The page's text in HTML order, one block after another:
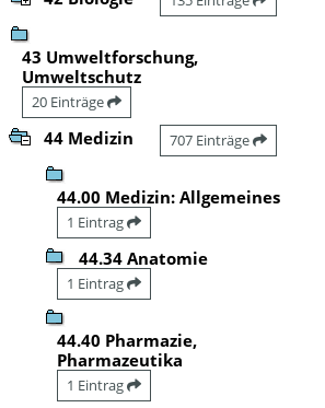
43 Umweltforschung,
Umweltschutz
20 Einträge
44 Medizin 707 Einträge
44.00 Medizin: Allgemeines
1 Eintrag
44.34 Anatomie
1 Eintrag
44.40 Pharmazie,
Pharmazeutika
1 Eintrag